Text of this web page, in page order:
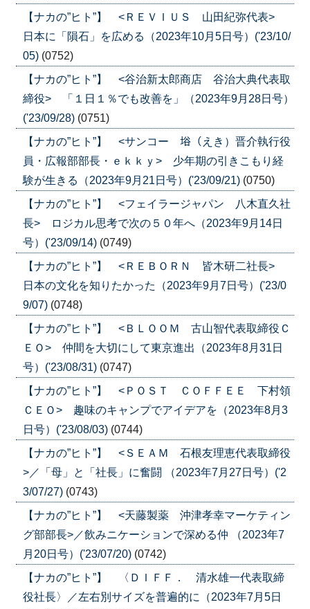
【ナカの”ヒト”】 <ＲＥＶＩＵＳ 山田紀弥代表>
日本に「隕石」を広める（2023年10月5日号）('23/10/
05) (0752)
【ナカの”ヒト”】 <谷治新太郎商店 谷治大典代表取
締役> 「１日１％でも改善を」（2023年9月28日号）
('23/09/28) (0751)
【ナカの”ヒト”】 <サンコー 﨏（えき）晋介執行役
員・広報部部長・ｅｋｋｙ> 少年期の引きこもり経
験が生きる（2023年9月21日号）('23/09/21) (0750)
【ナカの”ヒト”】 <フェイラージャパン 八木直久社
長> ロジカル思考で次の５０年へ（2023年9月14日
号）('23/09/14) (0749)
【ナカの”ヒト”】 <ＲＥＢＯＲＮ 皆木研二社長>
日本の文化を知りたかった（2023年9月7日号）('23/0
9/07) (0748)
【ナカの”ヒト”】 <ＢＬＯＯＭ 古山智代表取締役Ｃ
ＥＯ> 仲間を大切にして東京進出（2023年8月31日
号）('23/08/31) (0747)
【ナカの”ヒト”】 <ＰＯＳＴ ＣＯＦＦＥＥ 下村領
ＣＥＯ> 趣味のキャンプでアイデアを（2023年8月3
日号）('23/08/03) (0744)
【ナカの”ヒト”】 <ＳＥＡＭ 石根友理恵代表取締役
>／「母」と「社長」に奮闘 （2023年7月27日号）('2
3/07/27) (0743)
【ナカの”ヒト”】 <天藤製薬 沖津孝幸マーケティン
グ部部長>／飲みニケーションで深める仲 （2023年7
月20日号）('23/07/20) (0742)
【ナカの”ヒト”】 〈ＤＩＦＦ． 清水雄一代表取締
役社長〉／左右別サイズを普遍的に（2023年7月5日